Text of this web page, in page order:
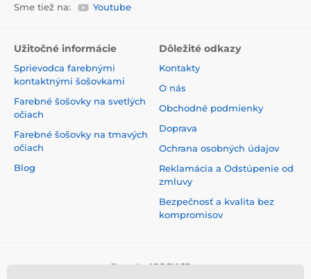
Sme tiež na: Youtube
Užitočné informácie
Sprievodca farebnými
kontaktnými šošovkami
Farebné šošovky na svetlých
očiach
Farebné šošovky na tmavých
očiach
Blog
Dôležité odkazy
Kontakty
O nás
Obchodné podmienky
Doprava
Ochrana osobných údajov
Reklamácia a Odstúpenie od
zmluvy
Bezpečnosť a kvalita bez
kompromisov